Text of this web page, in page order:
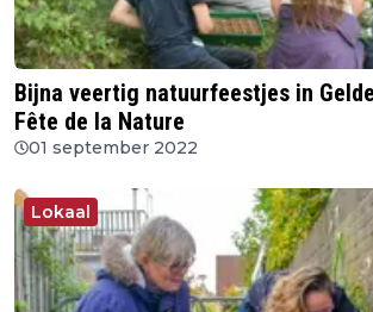
Bijna veertig natuurfeestjes in
Fête de la Nature
01 september 2022
Lokaal